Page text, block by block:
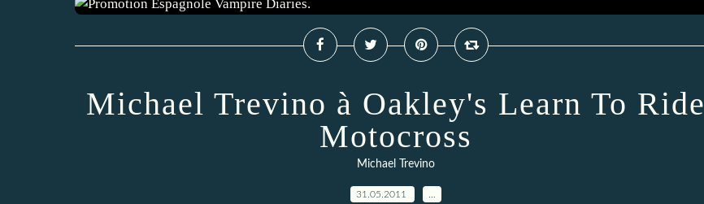
Michael Trevino à Oakley's Learn To Ride
Motocross
Michael Trevino
31.05.2011